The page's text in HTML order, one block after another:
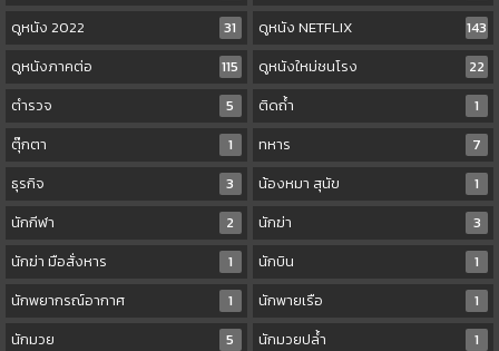
ดูหนัง 2022
31 ดูหนัง NETFLIX
143
ดูหนังภาคต่อ
115 ดูหนังใหม่ชนโรง
22
ตำรวจ
5 ติดถ้ำ
1
ตุ๊กตา
1 ทหาร
7
ธุรกิจ
3 น้องหมา สุนัข
1
นักกีฬา
2 นักฆ่า
3
นักฆ่า มือสั่งหาร
1 นักบิน
1
นักพยากรณ์อากาศ
1 นักพายเรือ
1
นักมวย
5 นักมวยปล้ำ
1